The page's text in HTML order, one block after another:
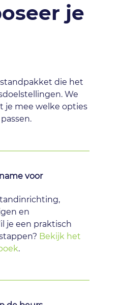
je
die het
We
je mee welke opties
voor
en
je een praktisch
Bekijk het
.